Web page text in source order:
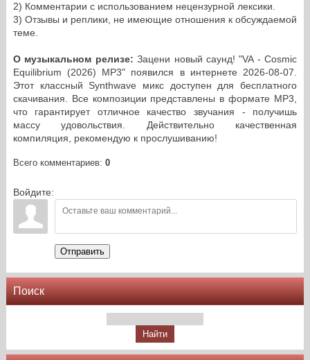
2) Комментарии с использованием нецензурной лексики.
3) Отзывы и реплики, не имеющие отношения к обсуждаемой
теме.
О музыкальном релизе: Зацени новый саунд! "VA - Cosmic
Equilibrium (2026) MP3" появился в интернете 2026-08-07.
Этот классный Synthwave микс доступен для бесплатного
скачивания. Все композиции представлены в формате MP3,
что гарантирует отличное качество звучания - получишь
массу удовольствия. Действительно качественная
компиляция, рекомендую к прослушиванию!
Всего комментариев: 0
Войдите:
Отправить
Поиск